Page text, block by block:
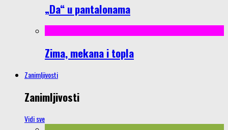
„Da“ u pantalonama
Zima, mekana i topla
Zanimljivosti
Zanimljivosti
Vidi sve